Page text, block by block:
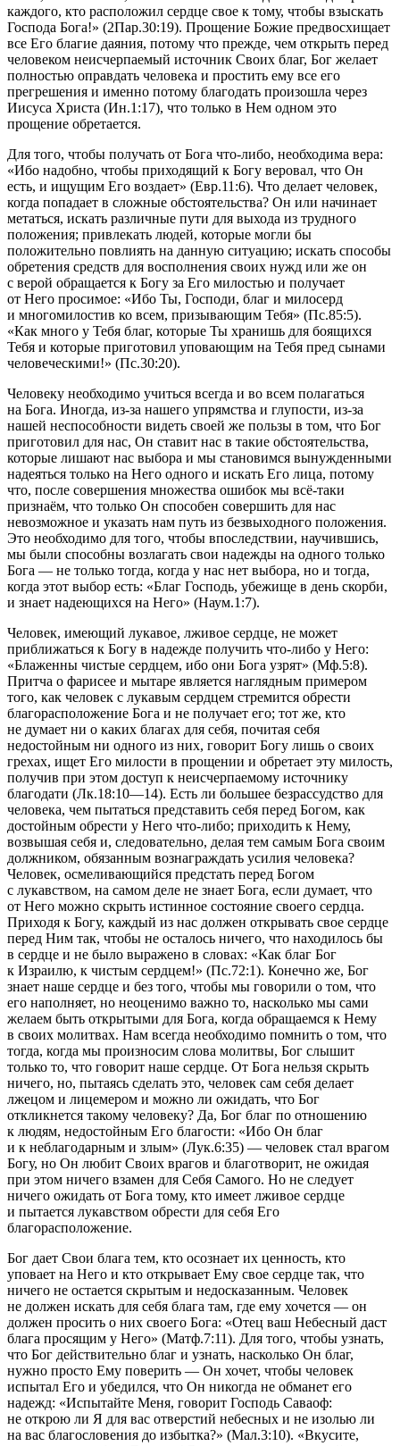
каждого, кто расположил сердце свое к тому, чтобы взыскать
Господа Бога!» (2Пар.30:19). Прощение Божие предвосхищает
все Его благие даяния, потому что прежде, чем открыть перед
человеком неисчерпаемый источник Своих благ, Бог желает
полностью оправдать человека и простить ему все его
прегрешения и именно потому благодать произошла через
Иисуса Христа (Ин.1:17), что только в Нем одном это
прощение обретается.
Для того, чтобы получать от Бога что-либо, необходима вера:
«Ибо надобно, чтобы приходящий к Богу веровал, что Он
есть, и ищущим Его воздает» (Евр.11:6). Что делает человек,
когда попадает в сложные обстоятельства? Он или начинает
метаться, искать различные пути для выхода из трудного
положения; привлекать людей, которые могли бы
положительно повлиять на данную ситуацию; искать способы
обретения средств для восполнения своих нужд или же он
с верой обращается к Богу за Его милостью и получает
от Него просимое: «Ибо Ты, Господи, благ и милосерд
и многомилостив ко всем, призывающим Тебя» (Пс.85:5).
«Как много у Тебя благ, которые Ты хранишь для боящихся
Тебя и которые приготовил уповающим на Тебя пред сынами
человеческими!» (Пс.30:20).
Человеку необходимо учиться всегда и во всем полагаться
на Бога. Иногда, из-за нашего упрямства и глупости, из-за
нашей неспособности видеть своей же пользы в том, что Бог
приготовил для нас, Он ставит нас в такие обстоятельства,
которые лишают нас выбора и мы становимся вынужденными
надеяться только на Него одного и искать Его лица, потому
что, после совершения множества ошибок мы всё-таки
признаём, что только Он способен совершить для нас
невозможное и указать нам путь из безвыходного положения.
Это необходимо для того, чтобы впоследствии, научившись,
мы были способны возлагать свои надежды на одного только
Бога — не только тогда, когда у нас нет выбора, но и тогда,
когда этот выбор есть: «Благ Господь, убежище в день скорби,
и знает надеющихся на Него» (Наум.1:7).
Человек, имеющий лукавое, лживое сердце, не может
приближаться к Богу в надежде получить что-либо у Него:
«Блаженны чистые сердцем, ибо они Бога узрят» (Мф.5:8).
Притча о фарисее и мытаре является наглядным примером
того, как человек с лукавым сердцем стремится обрести
благорасположение Бога и не получает его; тот же, кто
не думает ни о каких благах для себя, почитая себя
недостойным ни одного из них, говорит Богу лишь о своих
грехах, ищет Его милости в прощении и обретает эту милость,
получив при этом доступ к неисчерпаемому источнику
благодати (Лк.18:10—14). Есть ли большее безрассудство для
человека, чем пытаться представить себя перед Богом, как
достойным обрести у Него что-либо; приходить к Нему,
возвышая себя и, следовательно, делая тем самым Бога своим
должником, обязанным вознаграждать усилия человека?
Человек, осмеливающийся предстать перед Богом
с лукавством, на самом деле не знает Бога, если думает, что
от Него можно скрыть истинное состояние своего сердца.
Приходя к Богу, каждый из нас должен открывать свое сердце
перед Ним так, чтобы не осталось ничего, что находилось бы
в сердце и не было выражено в словах: «Как благ Бог
к Израилю, к чистым сердцем!» (Пс.72:1). Конечно же, Бог
знает наше сердце и без того, чтобы мы говорили о том, что
его наполняет, но неоценимо важно то, насколько мы сами
желаем быть открытыми для Бога, когда обращаемся к Нему
в своих молитвах. Нам всегда необходимо помнить о том, что
тогда, когда мы произносим слова молитвы, Бог слышит
только то, что говорит наше сердце. От Бога нельзя скрыть
ничего, но, пытаясь сделать это, человек сам себя делает
лжецом и лицемером и можно ли ожидать, что Бог
откликнется такому человеку? Да, Бог благ по отношению
к людям, недостойным Его благости: «Ибо Он благ
и к неблагодарным и злым» (Лук.6:35) — человек стал врагом
Богу, но Он любит Своих врагов и благотворит, не ожидая
при этом ничего взамен для Себя Самого. Но не следует
ничего ожидать от Бога тому, кто имеет лживое сердце
и пытается лукавством обрести для себя Его
благорасположение.
Бог дает Свои блага тем, кто осознает их ценность, кто
уповает на Него и кто открывает Ему свое сердце так, что
ничего не остается скрытым и недосказанным. Человек
не должен искать для себя блага там, где ему хочется — он
должен просить о них своего Бога: «Отец ваш Небесный даст
блага просящим у Него» (Матф.7:11). Для того, чтобы узнать,
что Бог действительно благ и узнать, насколько Он благ,
нужно просто Ему поверить — Он хочет, чтобы человек
испытал Его и убедился, что Он никогда не обманет его
надежд: «Испытайте Меня, говорит Господь Саваоф:
не открою ли Я для вас отверстий небесных и не изолью ли
на вас благословения до избытка?» (Мал.3:10). «Вкусите,